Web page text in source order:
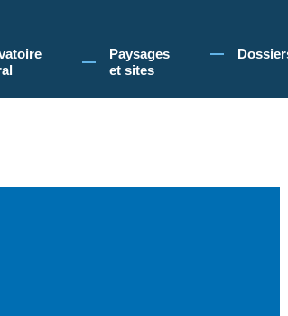
acceptez l'utilisation de cookies pour vous
Paysages
et sites